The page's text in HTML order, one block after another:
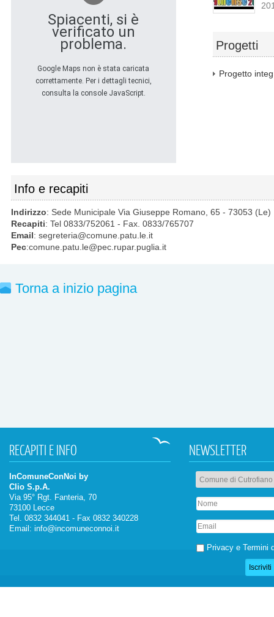
Progetti
Progetto
Spiacenti, si è
verificato un
problema.
Google Maps non è stata caricata
correttamente. Per i dettagli tecnici,
consulta la console JavaScript.
Info e recapiti
Indirizzo: Sede Municipale Via Giuseppe Romano, 65 - 73053 (Le)
Recapiti: Tel 0833/752061 - Fax. 0833/765707
Email: segreteria@comune.patu.le.it
Pec:comune.patu.le@pec.rupar.puglia.it
Torna a inizio pagina
RECAPITI E INFO
InComuneConNoi by
Clio S.p.A.
Via 95° Rgt. Fanteria, 70
73100 Lecce
Tel. 0832 344041 - Fax 0832 340228
Email: info@incomuneconnoi.it
NEWSLETTER
Privacy e Termini